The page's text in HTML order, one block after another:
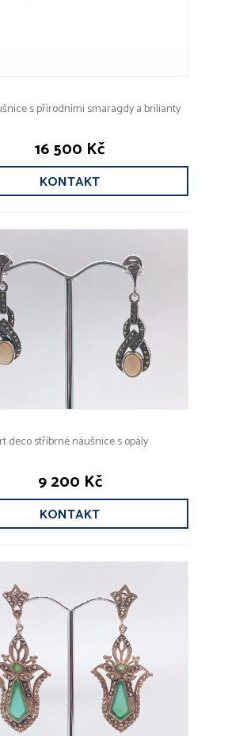
s přírodními smaragdy a brilianty
16 500 Kč
KONTAKT
deco stříbrné náušnice s opály
9 200 Kč
KONTAKT